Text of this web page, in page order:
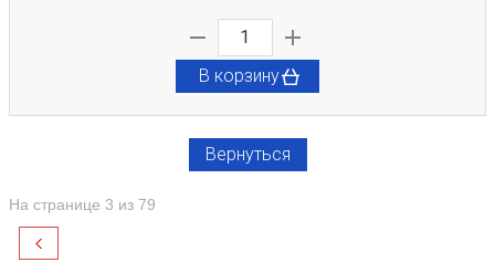
В корзину
Вернуться
На странице 3 из 79